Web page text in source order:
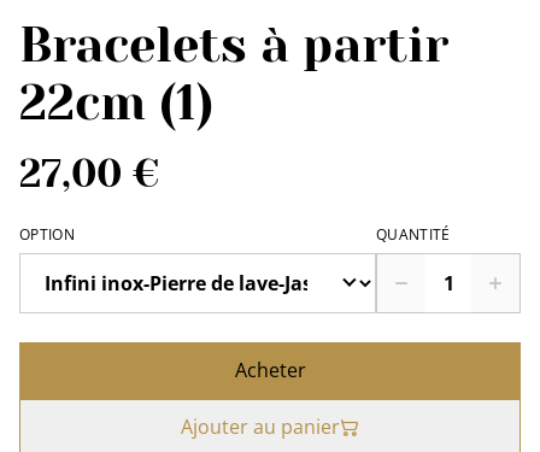
Bracelets à partir
22cm (1)
27,00 €
OPTION QUANTITÉ
Acheter
Ajouter au panier